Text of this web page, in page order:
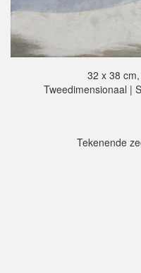
32 x 38
Tweedimensionaal |
Tekenende